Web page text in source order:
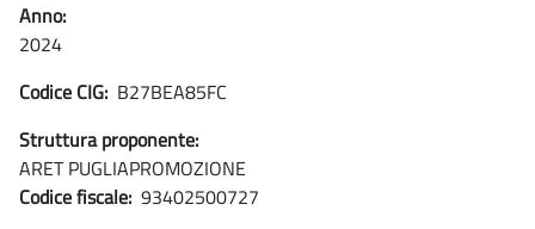
Anno:
2024
Codice CIG: B27BEA85FC
Struttura proponente:
ARET PUGLIAPROMOZIONE
Codice fiscale: 93402500727